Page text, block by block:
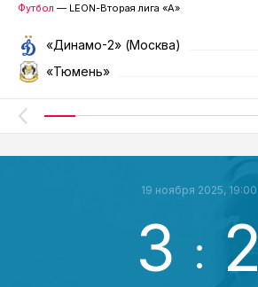
Футбол — LEON-Вторая лига «А»
«Динамо-2» (Москва)
«Тюмень»
19 ноября 2025, 19:00
3 : 2